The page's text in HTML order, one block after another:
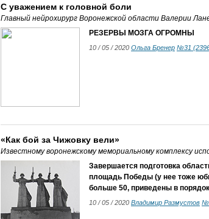
С уважением к головной боли
Главный нейрохирург Воронежской области Валерии
РЕЗЕРВЫ МОЗГА ОГРОМНЫ
10 / 05 / 2020 Ольга Бренер №31
«Как бой за Чижовку вели»
Известному воронежскому мемориальному комплексу
Завершается подготовка
площадь Победы (у нее тоже
больше 50, приведены в
10 / 05 / 2020 Владимир Размустов